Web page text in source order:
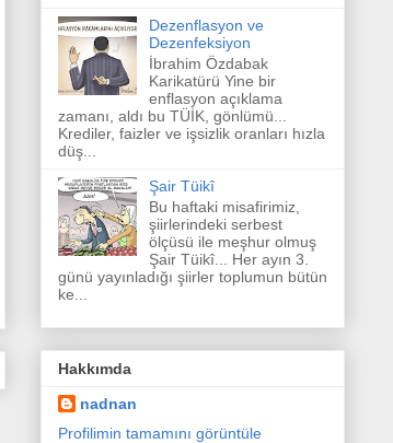
Dezenflasyon ve
Dezenfeksiyon
İbrahim Özdabak
Karikatürü Yine bir
enflasyon açıklama
zamanı, aldı bu TÜİK, gönlümü...
Krediler, faizler ve işsizlik oranları hızla
düş...
Şair Tüikî
Bu haftaki misafirimiz,
şiirlerindeki serbest
ölçüsü ile meşhur olmuş
Şair Tüikî... Her ayın 3.
günü yayınladığı şiirler toplumun bütün
ke...
Hakkımda
nadnan
Profilimin tamamını görüntüle